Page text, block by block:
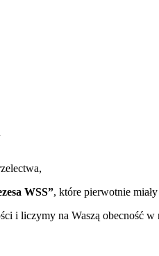
WSS”, które pierwotnie
i liczymy na Waszą obecność